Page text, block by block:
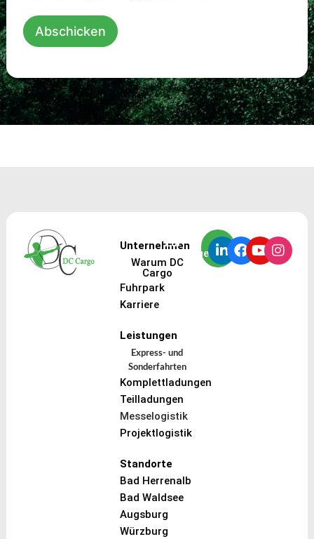
Abschicken
Unternehmen
Warum DC
Cargo
Fuhrpark
Karriere
Leistungen
Express- und
Sonderfahrten
Komplettladungen
Teilladungen
Messelogistik
Projektlogistik
Standorte
Bad Herrenalb
Bad Waldsee
Augsburg
Würzburg
Zur
Frachtanfrage